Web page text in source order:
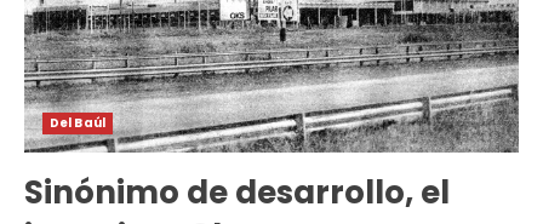
Del Baúl
Sinónimo de desarrollo, el